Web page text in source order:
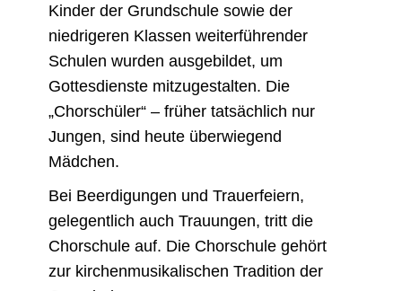
Kinder der Grundschule sowie der
niedrigeren Klassen weiterführender
Schulen wurden ausgebildet, um
Gottesdienste mitzugestalten. Die
„Chorschüler“ – früher tatsächlich nur
Jungen, sind heute überwiegend
Mädchen.
Bei Beerdigungen und Trauerfeiern,
gelegentlich auch Trauungen, tritt die
Chorschule auf. Die Chorschule gehört
zur kirchenmusikalischen Tradition der